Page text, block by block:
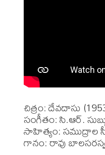
చిత్రం: దేవదాసు
సంగీతం: సి.ఆర్.
సాహిత్యం:
గానం: రావు